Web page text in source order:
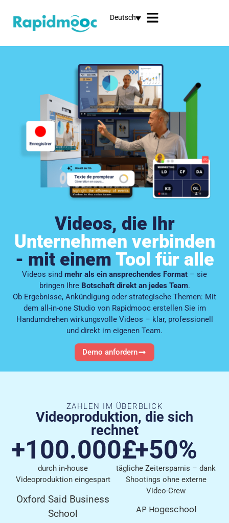
Deutsch
Videos, die Ihr
Unternehmen verbinden
- mit einem Tool für alle
Videos sind mehr als ein ansprechendes Format – sie
bringen Ihre Botschaft direkt an jedes Team.
Ob Ergebnisse, Ankündigung oder strategische Themen: Mit
dem all-in-one Studio von Rapidmooc erstellen Sie im
Handumdrehen wirkungsvolle Videos – klar, professionell
und direkt im eigenen Team.
Demo anfordern
ZAHLEN IM ÜBERBLICK
Videoproduktion, die sich
rechnet
+100.000£
durch in-house
Videoproduktion eingespart
Oxford Said Business
School
+50%
tägliche Zeitersparnis – dank
Shootings ohne externe
Video-Crew
AP Hogeschool